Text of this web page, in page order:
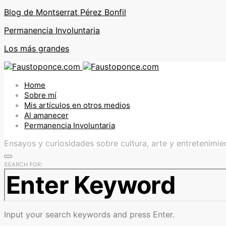
Blog de Montserrat Pérez Bonfil
Permanencia Involuntaria
Los más grandes
Home
Sobre mí
Mis artículos en otros medios
Al amanecer
Permanencia Involuntaria
Ensayos y curiosidades sobre cultura, arte y
SEARCH FOR:
Input your search keywords and press Enter.